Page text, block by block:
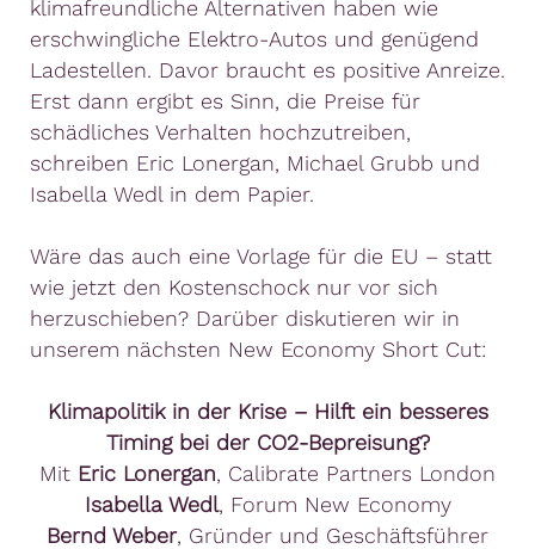
klimafreundliche Alternativen haben wie
erschwingliche Elektro-Autos und genügend
Ladestellen. Davor braucht es positive Anreize.
Erst dann ergibt es Sinn, die Preise für
schädliches Verhalten hochzutreiben,
schreiben Eric Lonergan, Michael Grubb und
Isabella Wedl in dem Papier.
Wäre das auch eine Vorlage für die EU – statt
wie jetzt den Kostenschock nur vor sich
herzuschieben? Darüber diskutieren wir in
unserem nächsten New Economy Short Cut:
Klimapolitik in der Krise – Hilft ein besseres
Timing bei der CO2-Bepreisung?
Mit Eric Lonergan, Calibrate Partners London
Isabella Wedl, Forum New Economy
Bernd Weber, Gründer und Geschäftsführer